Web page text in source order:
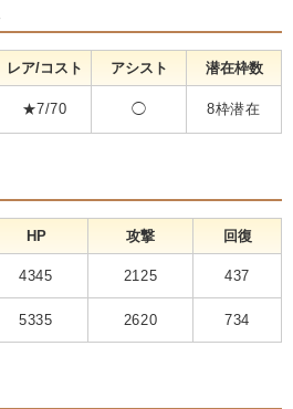
レア/コスト アシスト 潜在枠数
★7/70 ◯ 8枠潜在
HP 攻撃 回復
4345 2125 437
5335 2620 734